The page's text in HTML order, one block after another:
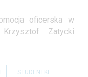
oficerska w
Zatycki
STUDENTKI